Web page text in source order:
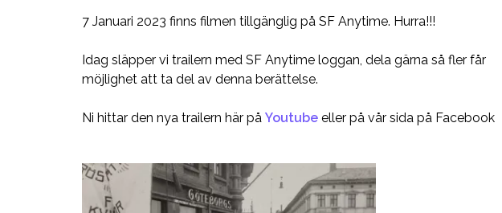
7 Januari 2023 finns filmen tillgänglig på SF Anytime. Hurra!!!
Idag släpper vi trailern med SF Anytime loggan, dela gärna så fler får
möjlighet att ta del av denna berättelse.
Ni hittar den nya trailern här på Youtube eller på vår sida på Facebook